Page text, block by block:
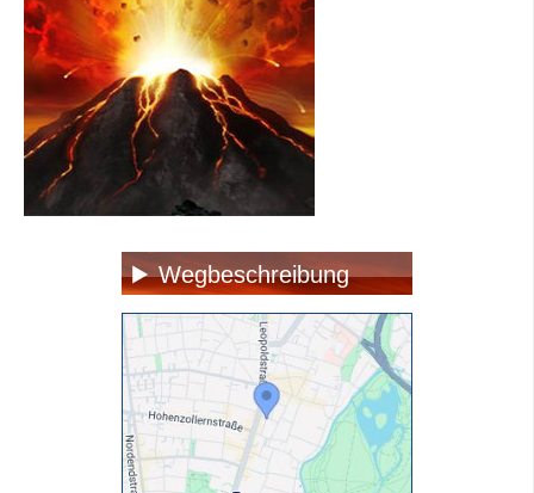
Wegbeschreibung